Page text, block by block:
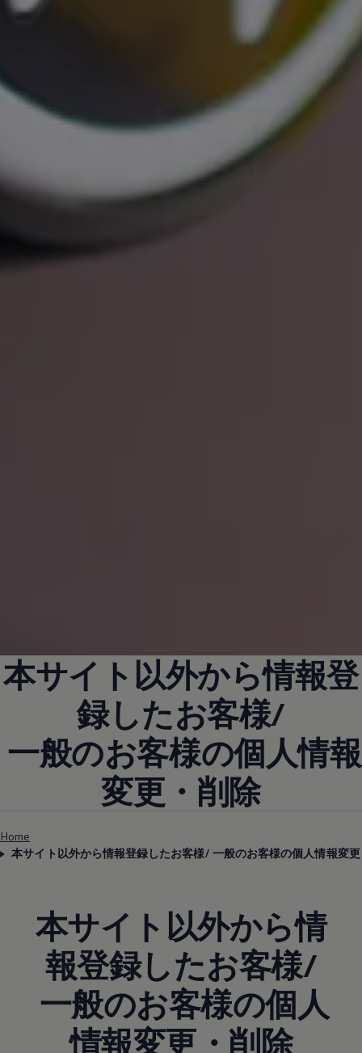
本サイト以外から情報登
録したお客様/
一般のお客様の個人情報
変更・削除
Home
本サイト以外から情報登録したお客様/ 一般のお客様の個人情報変
本サイト以外から情
報登録したお客様/
一般のお客様の個人
情報変更・削除